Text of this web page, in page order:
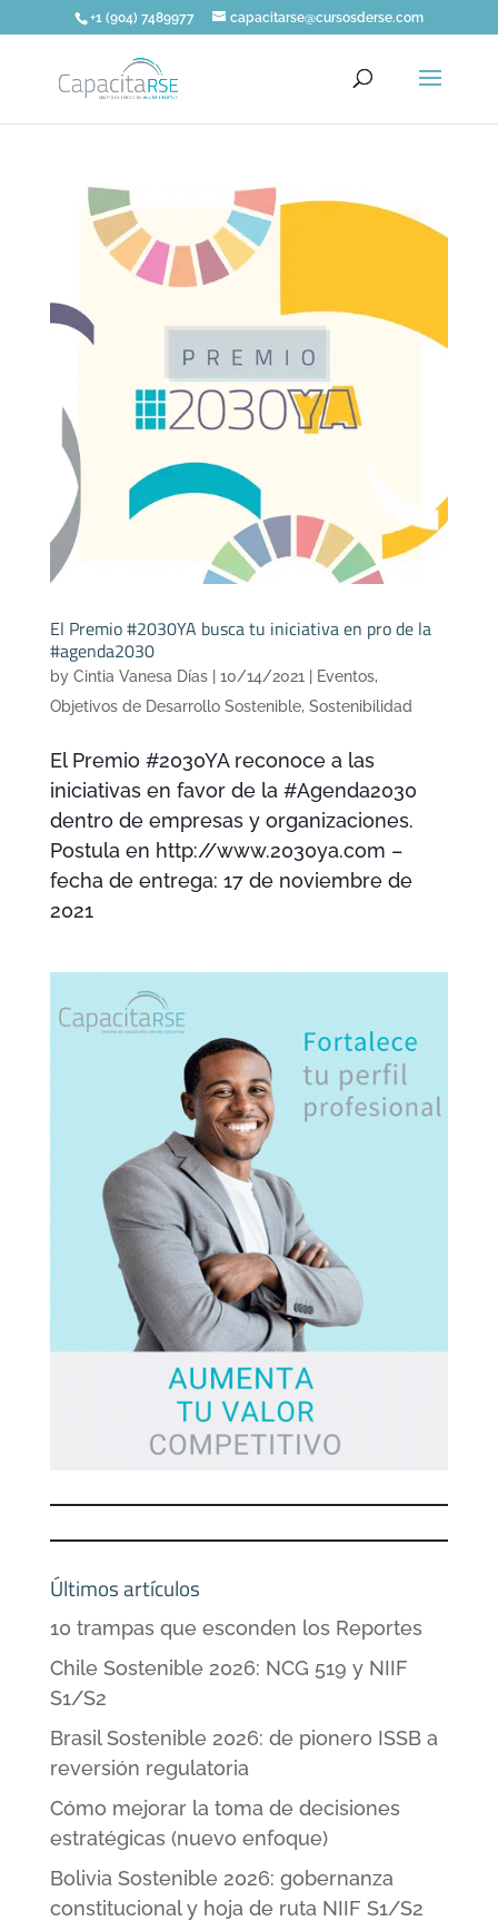
+1 (904) 7489977 capacitarse@cursosderse.com
El Premio #2030YA busca tu iniciativa en pro de la
#agenda2030
by Cintia Vanesa Días| 10/14/2021| Eventos,
Objetivos de Desarrollo Sostenible, Sostenibilidad
El Premio #2030YA reconoce a las
iniciativas en favor de la #Agenda2030
dentro de empresas y organizaciones.
Postula en http://www.2030ya.com –
fecha de entrega: 17 de noviembre de
2021
Últimos artículos
10 trampas que esconden los Reportes
Chile Sostenible 2026: NCG 519 y NIIF
S1/S2
Brasil Sostenible 2026: de pionero ISSB a
reversión regulatoria
Cómo mejorar la toma de decisiones
estratégicas (nuevo enfoque)
Bolivia Sostenible 2026: gobernanza
constitucional y hoja de ruta NIIF S1/S2